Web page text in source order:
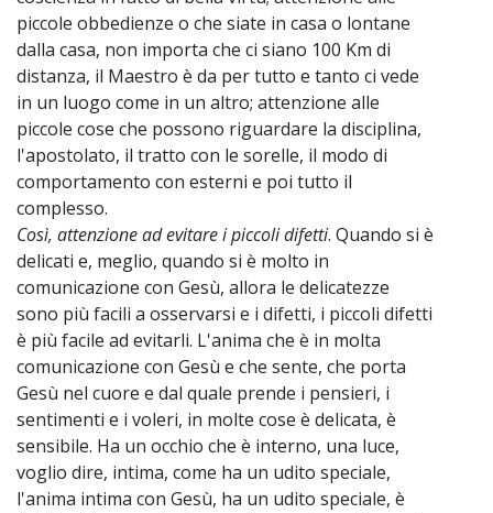
piccole obbedienze o che siate in casa o lontane
dalla casa, non importa che ci siano 100 Km di
distanza, il Maestro è da per tutto e tanto ci vede
in un luogo come in un altro; attenzione alle
piccole cose che possono riguardare la disciplina,
l'apostolato, il tratto con le sorelle, il modo di
comportamento con esterni e poi tutto il
complesso.
Così, attenzione ad evitare i piccoli difetti. Quando si è
delicati e, meglio, quando si è molto in
comunicazione con Gesù, allora le delicatezze
sono più facili a osservarsi e i difetti, i piccoli difetti
è più facile ad evitarli. L'anima che è in molta
comunicazione con Gesù e che sente, che porta
Gesù nel cuore e dal quale prende i pensieri, i
sentimenti e i voleri, in molte cose è delicata, è
sensibile. Ha un occhio che è interno, una luce,
voglio dire, intima, come ha un udito speciale,
l'anima intima con Gesù, ha un udito speciale, è